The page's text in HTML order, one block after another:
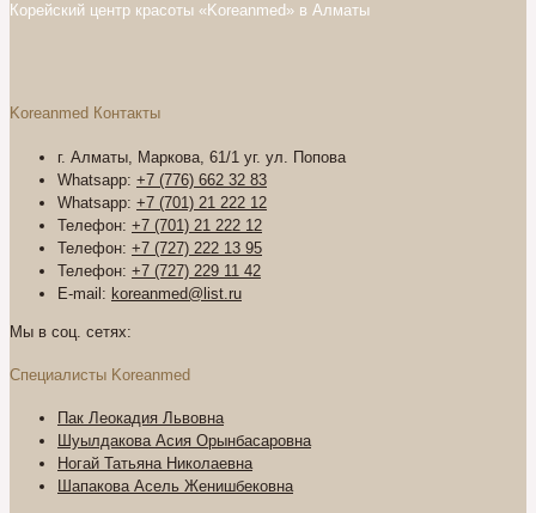
Корейский центр красоты «Koreanmed» в Алматы
Koreanmed Контакты
г. Алматы, Маркова, 61/1 уг. ул. Попова
Whatsapp: +7 (776) 662 32 83
Whatsapp: +7 (701) 21 222 12
Телефон: +7 (701) 21 222 12
Телефон: +7 (727) 222 13 95
Телефон: +7 (727) 229 11 42
E-mail: koreanmed@list.ru
Мы в соц. сетях:
Специалисты Koreanmed
Пак Леокадия Львовна
Шуылдакова Асия Орынбасаровна
Ногай Татьяна Николаевна
Шапакова Асель Женишбековна